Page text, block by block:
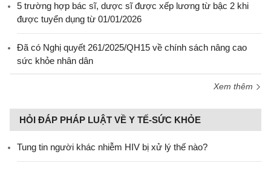
5 trường hợp bác sĩ, dược sĩ được xếp lương từ bậc 2 khi
được tuyển dụng từ 01/01/2026
Đã có Nghị quyết 261/2025/QH15 về chính sách nâng cao
sức khỏe nhân dân
Xem thêm
HỎI ĐÁP PHÁP LUẬT VỀ Y TẾ-SỨC KHỎE
Tung tin người khác nhiễm HIV bị xử lý thế nào?